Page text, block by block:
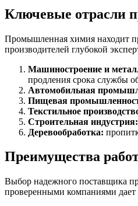
Ключевые отрасли
Промышленная химия находит
производителей глубокой
Машиностроение и
продления срока службы
Автомобильная
Пищевая
Текстильное
Строительная индустрия:
Деревообработка:
Преимущества
Выбор надежного поставщика
проверенными компаниями